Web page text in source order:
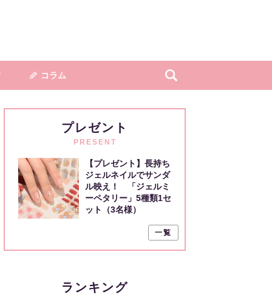
コラム
プレゼント
PRESENT
【プレゼント】長持ち
ジェルネイルでサンダ
ル映え！ 「ジェルミ
ーペタリー」5種類1セ
ット（3名様）
一覧
ランキング